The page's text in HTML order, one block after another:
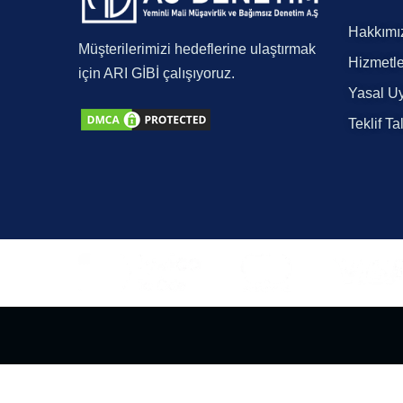
Müşterilerimizi hedeflerine ulaştırmak
için ARI GİBİ çalışıyoruz.
Yasal
Teklif